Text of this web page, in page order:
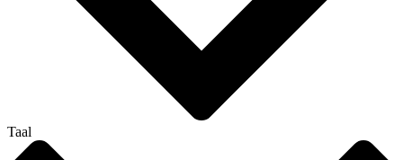
Taal